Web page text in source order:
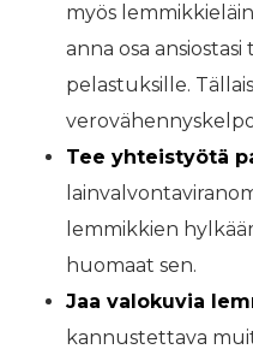
myös
anna osa
pelastuksille.
Tee yhteistyötä
lemmikkien
huomaat sen.
Jaa valokuvia
kannustettava